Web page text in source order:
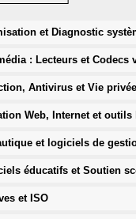
et Diagnostic
: Lecteurs et Codecs
Antivirus et Vie
Web, Internet et outils
et logiciels de
éducatifs et Soutien
et ISO